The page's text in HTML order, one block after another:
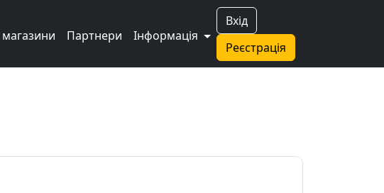
Вхід
Реєстрація
магазини Партнери Інформація